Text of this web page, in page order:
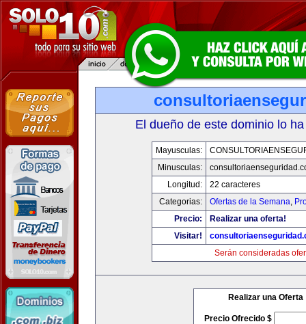
El dueño de este dominio lo
Mayusculas:
Minusculas:
Longitud:
22 caracteres
Categorias:
Ofertas de la Semana,
Precio:
Realizar una oferta!
Visitar!
Serán consideradas
Realizar una Oferta
Precio Ofrecido $